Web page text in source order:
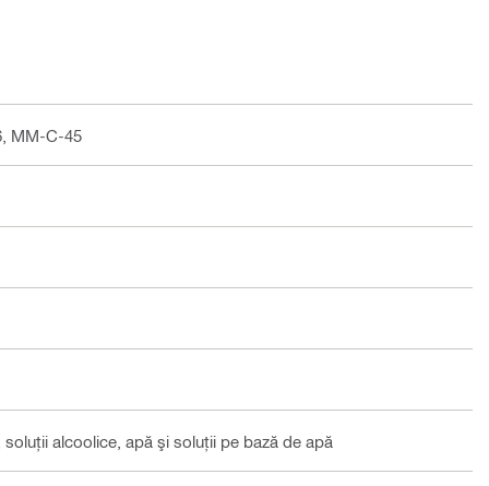
MM-C-45
soluţii alcoolice, apă şi soluţii pe bază de apă